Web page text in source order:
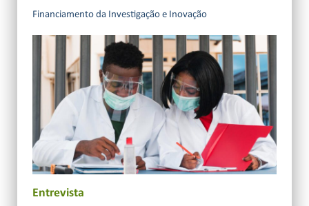
Financiamento da Investigação e Inovação
Entrevista